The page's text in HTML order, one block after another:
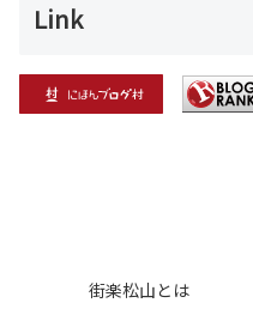
Link
街楽松山とは